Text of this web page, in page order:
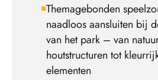
Themagebonden
naadloos aansluiten bij
van het park – van
houtstructuren tot
elementen